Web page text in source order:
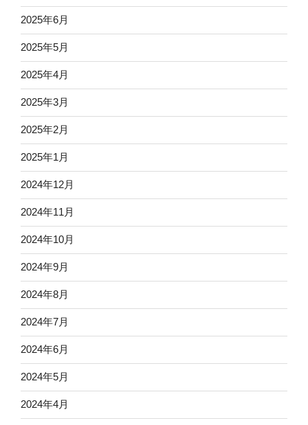
2025年6月
2025年5月
2025年4月
2025年3月
2025年2月
2025年1月
2024年12月
2024年11月
2024年10月
2024年9月
2024年8月
2024年7月
2024年6月
2024年5月
2024年4月